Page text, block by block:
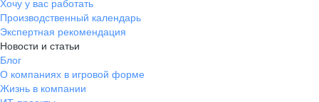
Хочу у вас работать
Производственный календарь
Экспертная рекомендация
Новости и статьи
Блог
О компаниях в игровой форме
Жизнь в компании